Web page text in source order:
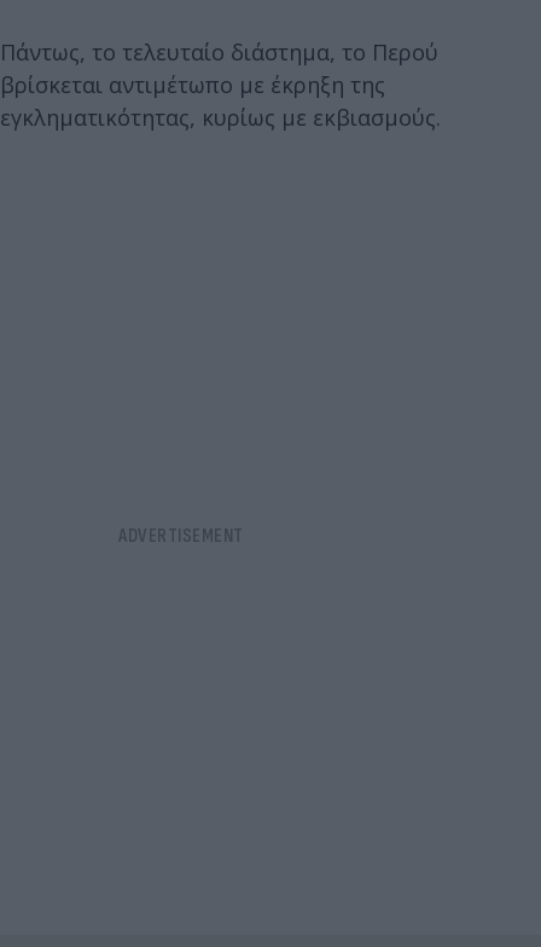
Πάντως, το τελευταίο διάστημα, το Περού
βρίσκεται αντιμέτωπο με έκρηξη της
εγκληματικότητας, κυρίως με εκβιασμούς.